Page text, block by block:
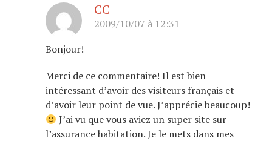
CC
2009/10/07 à 12:31
Bonjour!
Merci de ce commentaire! Il est bien
intéressant d’avoir des visiteurs français et
d’avoir leur point de vue. J’apprécie beaucoup!
J’ai vu que vous aviez un super site sur
l’assurance habitation. Je le mets dans mes